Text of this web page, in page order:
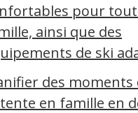
pour
ainsi que des
de ski
des moments
en famille en